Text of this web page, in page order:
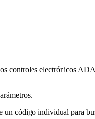
controles electrónicos
código individual para